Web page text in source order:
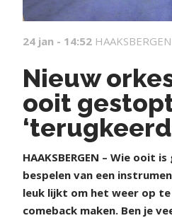
24 jan - 14:52
Nieuw
ooit
HAAKSBERGEN – Wie ooit
bespelen van een
leuk lijkt om het weer op te
comeback maken. Ben je